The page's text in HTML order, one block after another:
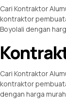
Cari Kontraktor
kontraktor
Boyolali dengan
Cari Kontraktor
kontraktor
dengan harga murah